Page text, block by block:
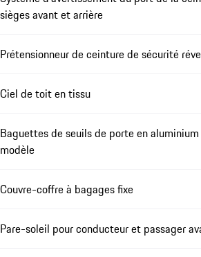
sièges avant et arrière
Prétensionneur de ceinture de sécurité
Ciel de toit en tissu
Baguettes de seuils de porte en
modèle
Couvre-coffre à bagages fixe
Pare-soleil pour conducteur et passager